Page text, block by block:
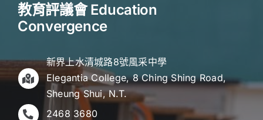
教育評議會 Education
Convergence
新界上水清城路8號風采中學
Elegantia College, 8 Ching Shing Road,
Sheung Shui, N.T.
2468 3680